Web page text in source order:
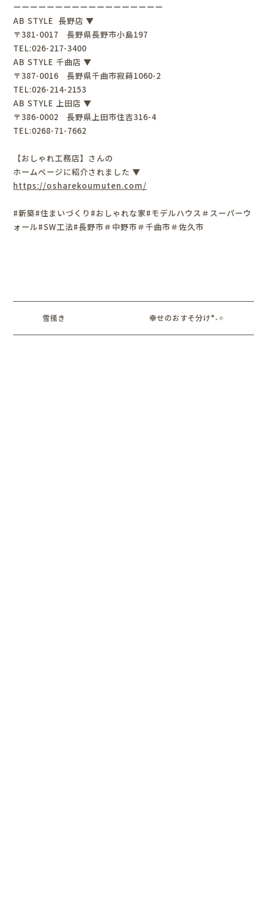
ーーーーーーーーーーーーーーーーーー
AB STYLE 長野店 ▼
〒381-0017 長野県長野市小島197
TEL:026-217-3400
AB STYLE 千曲店 ▼
〒387-0016 長野県千曲市寂蒔1060-2
TEL:026-214-2153
AB STYLE 上田店 ▼
〒386-0002 長野県上田市住吉316-4
TEL:0268-71-7662
【おしゃれ工務店】さんの
ホームページに紹介されました ▼
https://osharekoumuten.com/
#新築#住まいづくり#おしゃれな家#モデルハウス＃スーパーウ
ォール#SW工法#長野市＃中野市＃千曲市＃佐久市
雪掻き 幸せのおすそ分け°˖✧